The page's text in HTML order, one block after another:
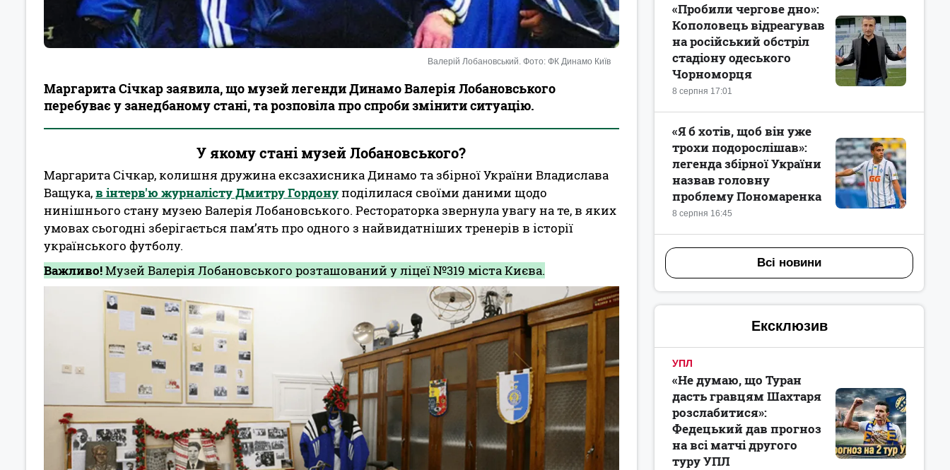
Валерій Лобановський. Фото: ФК Динамо Київ
Маргарита Січкар заявила, що музей легенди Динамо Валерія Лобановського
перебуває у занедбаному стані, та розповіла про спроби змінити ситуацію.
У якому стані музей Лобановського?
Маргарита Січкар, колишня дружина ексзахисника Динамо та збірної України Владислава
Ващука,в інтерв'ю журналісту Дмитру Гордонуподілилася своїми даними щодо
нинішнього стану музею Валерія Лобановського. Рестораторка звернула увагу на те, в яких
умовах сьогодні зберігається пам’ять про одного з найвидатніших тренерів в історії
українського футболу.
Важливо!Музей Валерія Лобановського розташований у ліцеї №319 міста Києва.
8 серпня 17:01
«Пробили чергове дно»:
Кополовець відреагував
на російський обстріл
стадіону одеського
Чорноморця
8 серпня 16:45
«Я б хотів, щоб він уже
трохи подорослішав»:
легенда збірної України
назвав головну
проблему Пономаренка
Всі новини
Ексклюзив
УПЛ
«Не думаю, що Туран
дасть гравцям Шахтаря
розслабитися»:
Федецький дав прогноз
на всі матчі другого
туру УПЛ